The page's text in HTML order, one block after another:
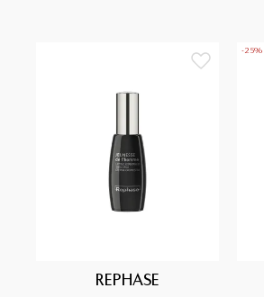
REPHASE
-25%